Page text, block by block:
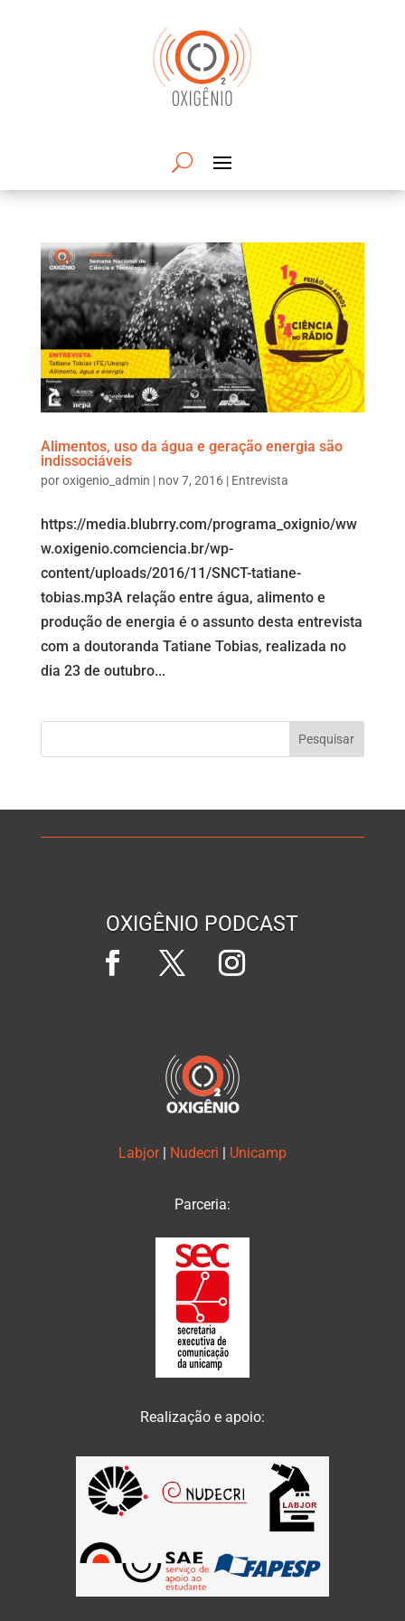
Alimentos, uso da água e geração energia são
indissociáveis
poroxigenio_admin | nov 7, 2016| Entrevista
https://media.blubrry.com/programa_oxignio/ww
w.oxigenio.comciencia.br/wp-
content/uploads/2016/11/SNCT-tatiane-
tobias.mp3A relação entre água, alimento e
produção de energia é o assunto desta entrevista
com a doutoranda Tatiane Tobias, realizada no
dia 23 de outubro...
OXIGÊNIO PODCAST
Labjor | Nudecri | Unicamp
Parceria:
Realização e apoio: